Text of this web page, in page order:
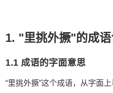
1. "里挑外撅"的成
1.1 成语的字面意思
“里挑外撅”这个成语，从字面